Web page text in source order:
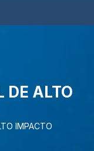
DE ALTO
IMPACTO